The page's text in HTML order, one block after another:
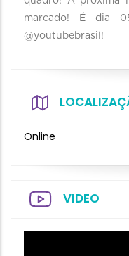
marcado! É dia
@youtubebrasil!
Online
VIDEO